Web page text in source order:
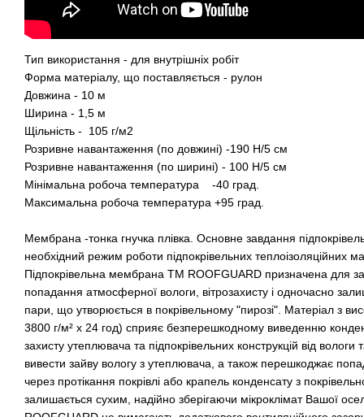
Тип використання - для внутрішніх робіт
Форма матеріалу, що поставляється - рулон
Довжина - 10 м
Ширина - 1,5 м
Щільність - 105 г/м2
Розривне навантаження (по довжині) -190 Н/5 см
Розривне навантаження (по ширині) - 100 Н/5 см
Мінімальна робоча температура -40 град.
Максимальна робоча температура +95 град.
Мембрана -тонка гнучка плівка. Основне завдання
необхідний режим роботи підпокрівельних теплоізоляційних
Підпокрівельна мембрана ТМ ROOFGUARD призначена для
попадання атмосферної вологи, вітрозахисту і одночасно
пари, що утворюється в покрівельному "пирозі". Матеріал з
3800 г/м² x 24 год) сприяє безперешкодному виведенню
захисту утеплювача та підпокрівельних конструкцій від
вивести зайву вологу з утеплювача, а також перешкоджає
через протікання покрівлі або крапель конденсату з
залишається сухим, надійно зберігаючи мікроклімат Вашої